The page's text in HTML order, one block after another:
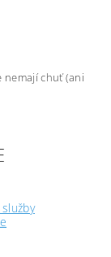
nemají chuť (ani